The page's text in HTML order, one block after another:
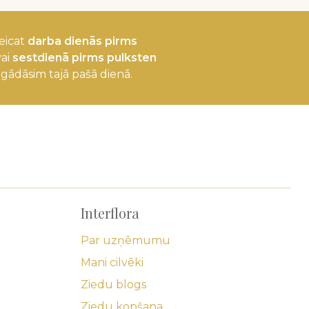
darba dienās pirms
sestdienā pirms pulksten
tajā pašā dienā.
Interflora
Par uzņēmumu
Mani cilvēki
Ziedu blogs